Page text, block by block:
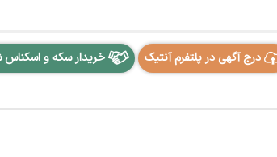
درج آگهی در پلتفرم آنتیک خریدار سکه و اسکناس